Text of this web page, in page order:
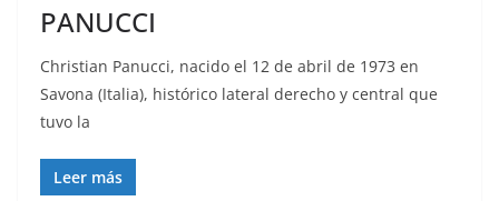
PANUCCI
Christian Panucci, nacido el 12 de abril de 1973 en
Savona (Italia), histórico lateral derecho y central que
tuvo la
Leer más